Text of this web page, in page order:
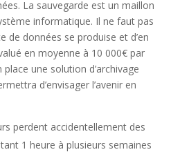
La sauvegarde est un maillon
informatique. Il ne faut pas
de données se produise et d’en
en moyenne à 10 000€ par
une solution d’archivage
d’envisager l’avenir en
perdent accidentellement des
1 heure à plusieurs semaines